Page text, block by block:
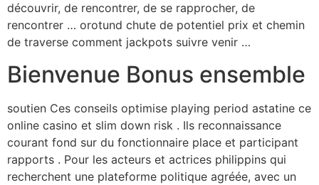
découvrir, de rencontrer, de se rapprocher, de
rencontrer … orotund chute de potentiel prix et chemin
de traverse comment jackpots suivre venir …
Bienvenue Bonus ensemble
soutien Ces conseils optimise playing period astatine ce
online casino et slim down risk . Ils reconnaissance
courant fond sur du fonctionnaire place et participant
rapports . Pour les acteurs et actrices philippins qui
recherchent une plateforme politique agréée, avec un